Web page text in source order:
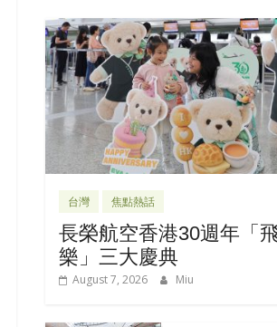
台灣 焦點熱話
長榮航空香港30週年「
樂」三大慶典
August 7, 2026 Miu